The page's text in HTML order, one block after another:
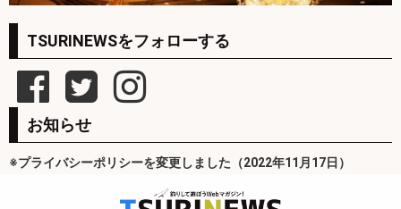
TSURINEWSをフォローする
お知らせ
※プライバシーポリシーを変更しました（2022年11月17日）